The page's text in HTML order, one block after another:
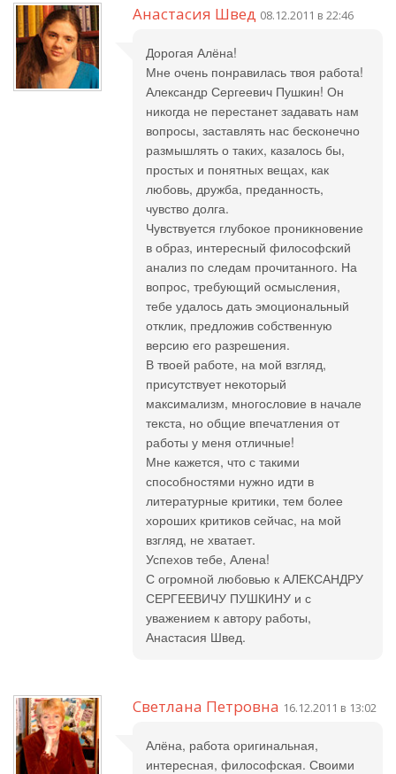
Анастасия Швед 08.12.2011 в 22:46
Дорогая Алёна!
Мне очень понравилась твоя работа!
Александр Сергеевич Пушкин! Он
никогда не перестанет задавать нам
вопросы, заставлять нас бесконечно
размышлять о таких, казалось бы,
простых и понятных вещах, как
любовь, дружба, преданность,
чувство долга.
Чувствуется глубокое проникновение
в образ, интересный философский
анализ по следам прочитанного. На
вопрос, требующий осмысления,
тебе удалось дать эмоциональный
отклик, предложив собственную
версию его разрешения.
В твоей работе, на мой взгляд,
присутствует некоторый
максимализм, многословие в начале
текста, но общие впечатления от
работы у меня отличные!
Мне кажется, что с такими
способностями нужно идти в
литературные критики, тем более
хороших критиков сейчас, на мой
взгляд, не хватает.
Успехов тебе, Алена!
С огромной любовью к АЛЕКСАНДРУ
СЕРГЕЕВИЧУ ПУШКИНУ и с
уважением к автору работы,
Анастасия Швед.
Светлана Петровна 16.12.2011 в 13:02
Алёна, работа оригинальная,
интересная, философская. Своими